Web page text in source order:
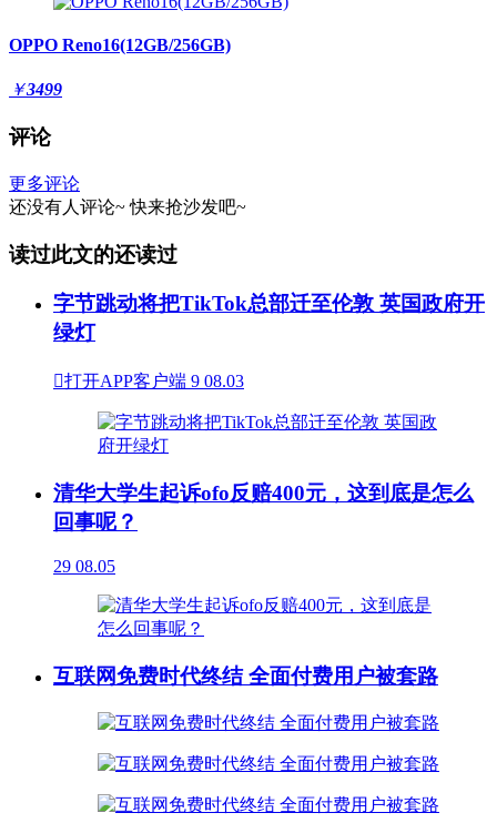
OPPO Reno16(12GB/256GB)
￥3499
评论
更多评论
还没有人评论~ 快来抢沙发吧~
读过此文的还读过
字节跳动将把TikTok总部迁至伦敦 英国政府开
绿灯
打开APP客户端 9 08.03
清华大学生起诉ofo反赔400元，这到底是怎么
回事呢？
29 08.05
互联网免费时代终结 全面付费用户被套路